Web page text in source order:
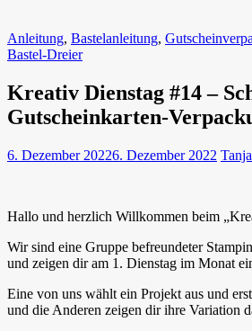
Anleitung, Bastelanleitung,
Bastel-Dreier
Kreativ Dienstag #14 –
Gutscheinkarten-
6. Dezember 20226. Dezember 2022
Hallo und herzlich Willkommen beim
Wir sind eine Gruppe befreundeter
und zeigen dir am 1. Dienstag im Monat
Eine von uns wählt ein Projekt aus und
und die Anderen zeigen dir ihre Variation